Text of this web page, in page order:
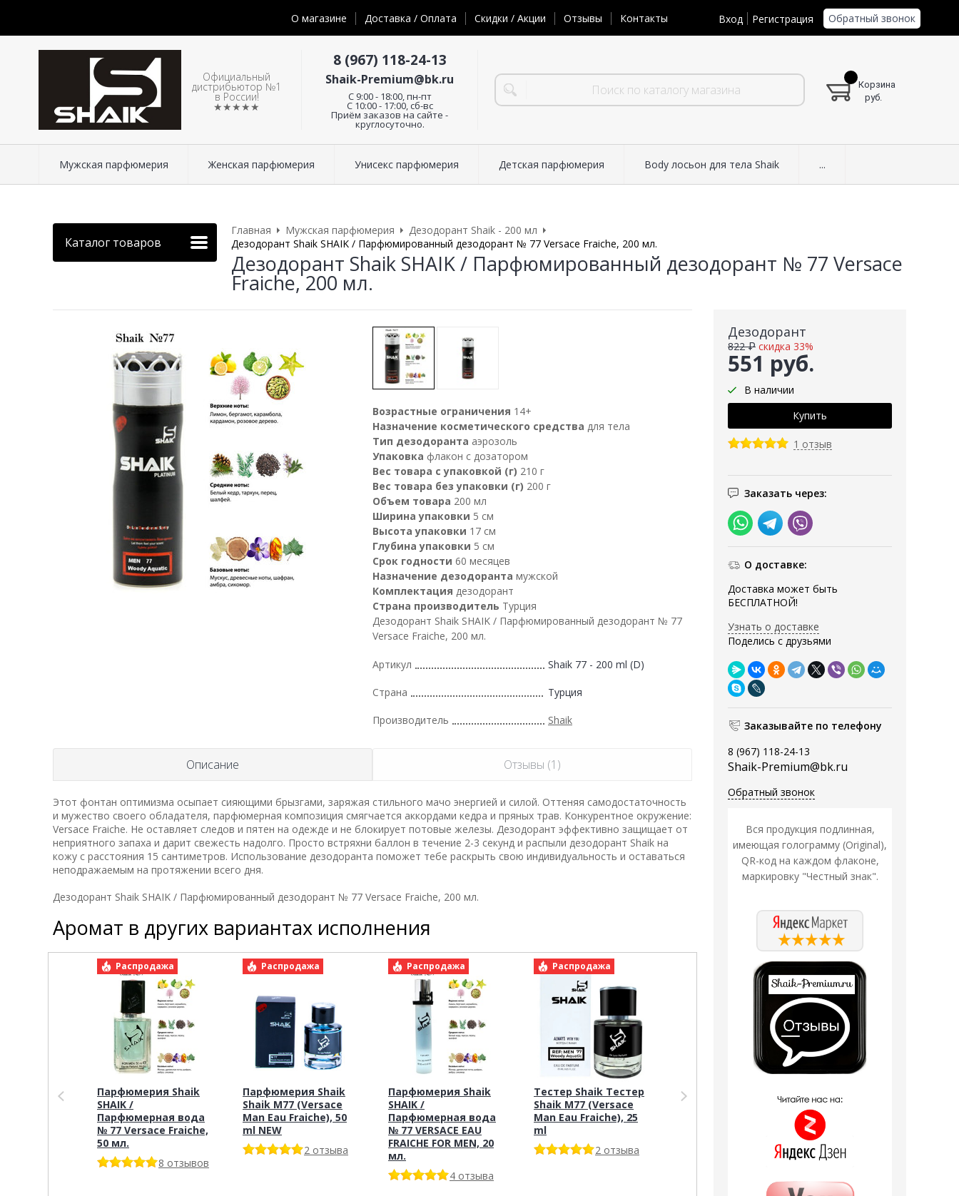
О магазине Доставка / Оплата Скидки / Акции Отзывы Контакты Вход Регистрация Обратный звонок
Официальный
дистрибьютор №1
в России!
★★★★★
8 (967) 118-24-13
Shaik-Premium@bk.ru
C 9:00 - 18:00, пн-пт
С 10:00 - 17:00, сб-вс
Приём заказов на сайте -
круглосуточно.
Корзина
руб.
Мужская парфюмерия Женская парфюмерия Унисекс парфюмерия Детская парфюмерия Body лосьон для тела Shaik ...
Каталог товаров
Главная Мужская парфюмерия
Дезодорант Shaik - 200 мл
Дезодорант Shaik SHAIK / Парфюмированный дезодорант № 77 Versace Fraiche, 200 мл.
Дезодорант Shaik SHAIK / Парфюмированный дезодорант № 77 Versace
Fraiche, 200 мл.
Дезодорант
551 руб.
822 ₽ скидка 33%
В наличии
1 отзыв
Заказать через:
О доставке:
Доставка может быть
БЕСПЛАТНОЙ!
Узнать о доставке
Поделись с друзьями
Заказывайте по телефону
8 (967) 118-24-13
Shaik-Premium@bk.ru
Обратный звонок
Вся продукция подлинная,
имеющая голограмму (Original),
QR-код на каждом флаконе,
маркировку "Честный знак".
Возрастные ограничения 14+
Назначение косметического средства для тела
Тип дезодоранта аэрозоль
Упаковка флакон с дозатором
Вес товара с упаковкой (г) 210 г
Вес товара без упаковки (г) 200 г
Объем товара 200 мл
Ширина упаковки 5 см
Высота упаковки 17 см
Глубина упаковки 5 см
Срок годности 60 месяцев
Назначение дезодоранта мужской
Комплектация дезодорант
Страна производитель Турция
Дезодорант Shaik SHAIK / Парфюмированный дезодорант № 77
Versace Fraiche, 200 мл.
Артикул Shaik 77 - 200 ml (D)
Страна Турция
Производитель Shaik
Описание Отзывы (1)
Этот фонтан оптимизма осыпает сияющими брызгами, заряжая стильного мачо энергией и силой. Оттеняя самодостаточность
и мужество своего обладателя, парфюмерная композиция смягчается аккордами кедра и пряных трав. Конкурентное окружение:
Versace Fraiche. Не оставляет следов и пятен на одежде и не блокирует потовые железы. Дезодорант эффективно защищает от
неприятного запаха и дарит свежесть надолго. Просто встряхни баллон в течение 2-3 секунд и распыли дезодорант Shaik на
кожу с расстояния 15 сантиметров. Использование дезодоранта поможет тебе раскрыть свою индивидуальность и оставаться
неподражаемым на протяжении всего дня.
Дезодорант Shaik SHAIK / Парфюмированный дезодорант № 77 Versace Fraiche, 200 мл.
Аромат в других вариантах исполнения
Распродажа
Парфюмерия Shaik
SHAIK /
Парфюмерная вода
№ 77 Versace Fraiche,
50 мл.
8 отзывов
Распродажа
Парфюмерия Shaik
Shaik M77 (Versace
Man Eau Fraiche), 50
ml NEW
2 отзыва
Распродажа
Парфюмерия Shaik
SHAIK /
Парфюмерная вода
№ 77 VERSACE EAU
FRAICHE FOR MEN, 20
мл.
4 отзыва
Распродажа
Тестер Shaik Тестер
Shaik M77 (Versace
Man Eau Fraiche), 25
ml
2 отзыва
Распродажа
Парфюмерия Silvana
Silvana M810 Versace
Распродажа
Shaik M77 (Versace
ml NEW